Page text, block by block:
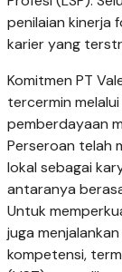
penilaian kinerja
karier yang
Komitmen PT
tercermin
pemberdayaan
Perseroan telah
lokal sebagai
antaranya
Untuk
juga
kompetensi,